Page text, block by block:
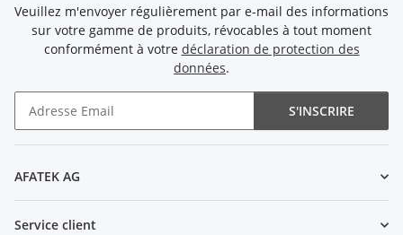
Veuillez m'envoyer régulièrement par e-mail des informations
sur votre gamme de produits, révocables à tout moment
conformément à votre déclaration de protection des
données.
S'INSCRIRE
AFATEK AG
Service client